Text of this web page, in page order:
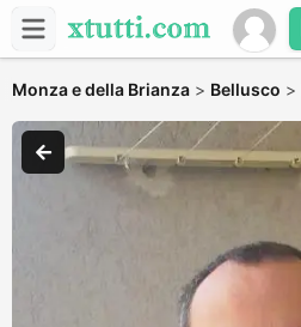
Monza e della Brianza > Bellusco >